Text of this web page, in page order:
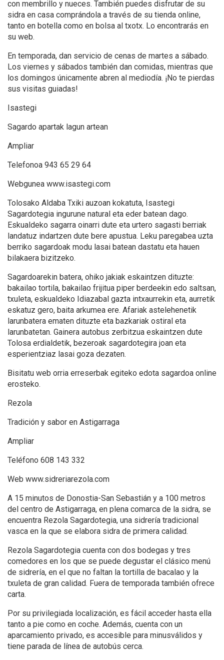
con membrillo y nueces. También puedes disfrutar de su
sidra en casa comprándola a través de su tienda online,
tanto en botella como en bolsa al txotx. Lo encontrarás en
su web.
En temporada, dan servicio de cenas de martes a sábado.
Los viernes y sábados también dan comidas, mientras que
los domingos únicamente abren al mediodía. ¡No te pierdas
sus visitas guiadas!
Isastegi
Sagardo apartak lagun artean
Ampliar
Telefonoa 943 65 29 64
Webgunea www.isastegi.com
Tolosako Aldaba Txiki auzoan kokatuta, Isastegi
Sagardotegia ingurune natural eta eder batean dago.
Eskualdeko sagarra oinarri dute eta urtero sagasti berriak
landatuz indartzen dute bere apustua. Leku paregabea uzta
berriko sagardoak modu lasai batean dastatu eta hauen
bilakaera bizitzeko.
Sagardoarekin batera, ohiko jakiak eskaintzen dituzte:
bakailao tortila, bakailao frijitua piper berdeekin edo saltsan,
txuleta, eskualdeko Idiazabal gazta intxaurrekin eta, aurretik
eskatuz gero, baita arkumea ere. Afariak astelehenetik
larunbatera ematen dituzte eta bazkariak ostiral eta
larunbatetan. Gainera autobus zerbitzua eskaintzen dute
Tolosa erdialdetik, bezeroak sagardotegira joan eta
esperientziaz lasai goza dezaten.
Bisitatu web orria erreserbak egiteko edota sagardoa online
erosteko.
Rezola
Tradición y sabor en Astigarraga
Ampliar
Teléfono 608 143 332
Web www.sidreriarezola.com
A 15 minutos de Donostia-San Sebastián y a 100 metros
del centro de Astigarraga, en plena comarca de la sidra, se
encuentra Rezola Sagardotegia, una sidrería tradicional
vasca en la que se elabora sidra de primera calidad.
Rezola Sagardotegia cuenta con dos bodegas y tres
comedores en los que se puede degustar el clásico menú
de sidrería, en el que no faltan la tortilla de bacalao y la
txuleta de gran calidad. Fuera de temporada también ofrece
carta.
Por su privilegiada localización, es fácil acceder hasta ella
tanto a pie como en coche. Además, cuenta con un
aparcamiento privado, es accesible para minusválidos y
tiene parada de línea de autobús cerca.